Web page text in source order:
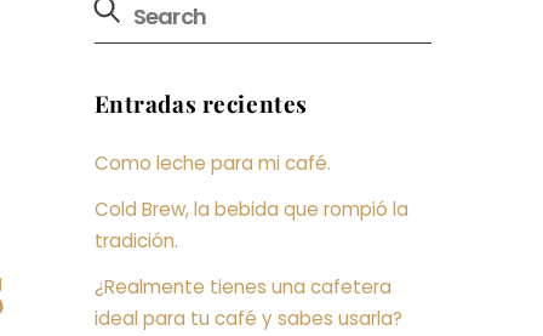
Entradas recientes
Como leche para mi café.
Cold Brew, la bebida que rompió la
tradición.
¿Realmente tienes una cafetera
ideal para tu café y sabes usarla?